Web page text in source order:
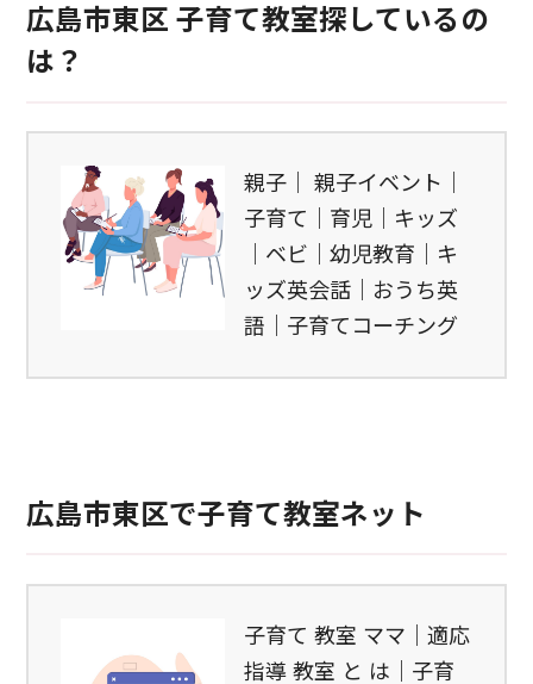
広島市東区 子育て教室探しているの
は？
親子｜ 親子イベント｜
子育て｜育児｜キッズ
｜ベビ｜幼児教育｜キ
ッズ英会話｜おうち英
語｜子育てコーチング
広島市東区で子育て教室ネット
子育て 教室 ママ｜適応
指導 教室 と は｜子育